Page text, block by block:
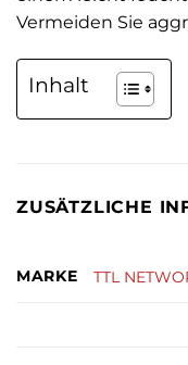
Vermeiden Sie
Inhalt
ZUSÄTZLICHE
MARKE TTL